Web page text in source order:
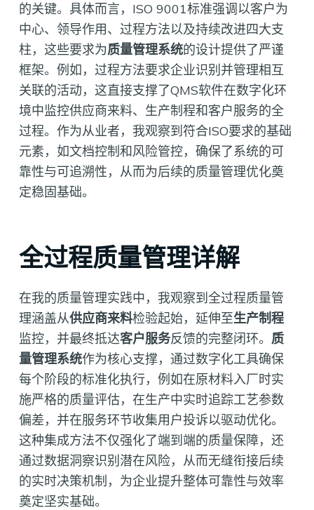
的关键。具体而言，ISO 9001标准强调以客户为
中心、领导作用、过程方法以及持续改进四大支
柱，这些要求为质量管理系统的设计提供了严谨
框架。例如，过程方法要求企业识别并管理相互
关联的活动，这直接支撑了QMS软件在数字化环
境中监控供应商来料、生产制程和客户服务的全
过程。作为从业者，我观察到符合ISO要求的基础
元素，如文档控制和风险管控，确保了系统的可
靠性与可追溯性，从而为后续的质量管理优化奠
定稳固基础。
全过程质量管理详解
在我的质量管理实践中，我观察到全过程质量管
理涵盖从供应商来料检验起始，延伸至生产制程
监控，并最终抵达客户服务反馈的完整闭环。 质
量管理系统作为核心支撑，通过数字化工具确保
每个阶段的标准化执行，例如在原材料入厂时实
施严格的质量评估，在生产中实时追踪工艺参数
偏差，并在服务环节收集用户投诉以驱动优化。
这种集成方法不仅强化了端到端的质量保障，还
通过数据洞察识别潜在风险，从而无缝衔接后续
的实时决策机制，为企业提升整体可靠性与效率
奠定坚实基础。